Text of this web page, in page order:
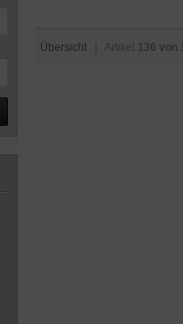
Übersicht | Artikel 136 von